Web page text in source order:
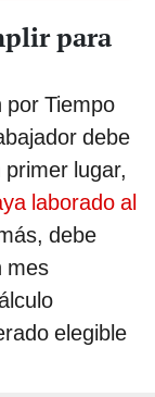
para
por Tiempo
debe
lugar,
laborado al
debe
mes
elegible